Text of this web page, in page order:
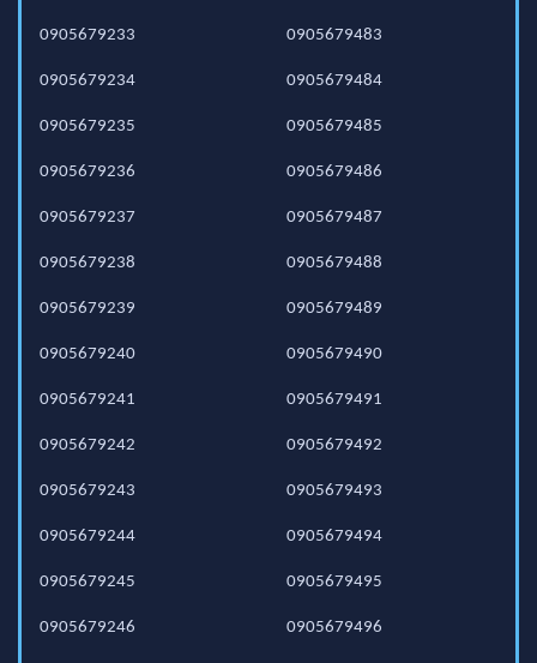
0905679233
0905679234
0905679235
0905679236
0905679237
0905679238
0905679239
0905679240
0905679241
0905679242
0905679243
0905679244
0905679245
0905679246
0905679483
0905679484
0905679485
0905679486
0905679487
0905679488
0905679489
0905679490
0905679491
0905679492
0905679493
0905679494
0905679495
0905679496